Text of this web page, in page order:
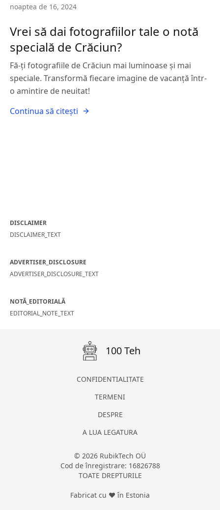
noaptea de 16, 2024
Vrei să dai fotografiilor tale o notă
specială de Crăciun?
Fă-ți fotografiile de Crăciun mai luminoase și mai
speciale. Transformă fiecare imagine de vacanță într-
o amintire de neuitat!
Continua să citești
DISCLAIMER
DISCLAIMER_TEXT
ADVERTISER_DISCLOSURE
ADVERTISER_DISCLOSURE_TEXT
NOTĂ_EDITORIALĂ
EDITORIAL_NOTE_TEXT
100 Teh
CONFIDENTIALITATE
TERMENI
DESPRE
A LUA LEGATURA
© 2026 RubikTech OÜ
Cod de înregistrare: 16826788
TOATE DREPTURILE
Fabricat cu ❤ în Estonia